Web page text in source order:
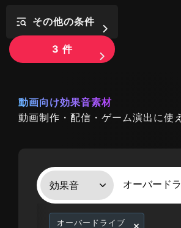
その他の条件
3 件
動画向け効果音素材
動画制作・配信・ゲーム演出に使
オーバードライブ